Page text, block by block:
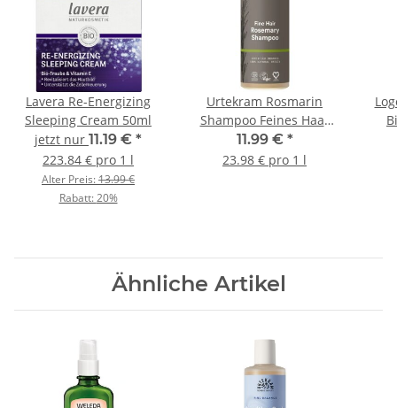
Lavera Re-Energizing
Sleeping Cream 50ml
jetzt nur 11.19 € *
223.84 € pro 1 l
Alter Preis:13.99 €
Rabatt:20%
Urtekram Rosmarin
Shampoo Feines Haar
500ml
11.99 € *
23.98 € pro 1 l
Ähnliche Artikel